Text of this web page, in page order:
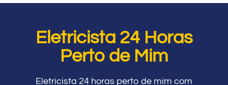
Eletricista 24 Horas
Perto de Mim
Eletricista 24 horas perto de mim com